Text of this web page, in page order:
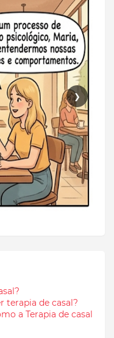
❯
terapia de casal?
a Terapia de casal